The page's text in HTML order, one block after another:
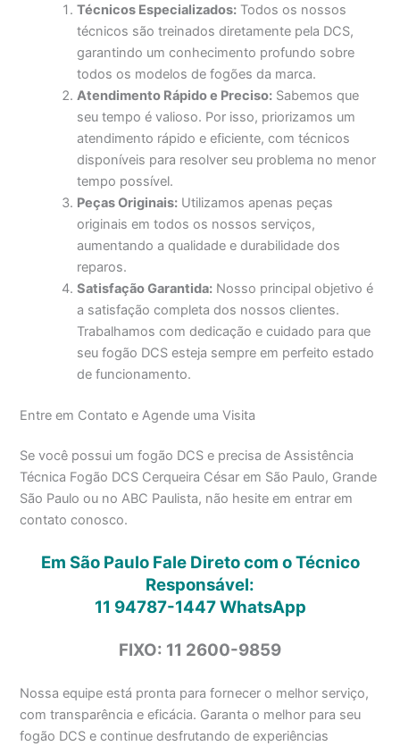
Técnicos Especializados: Todos os nossos
técnicos são treinados diretamente pela DCS,
garantindo um conhecimento profundo sobre
todos os modelos de fogões da marca.
Atendimento Rápido e Preciso: Sabemos que
seu tempo é valioso. Por isso, priorizamos um
atendimento rápido e eficiente, com técnicos
disponíveis para resolver seu problema no menor
tempo possível.
Peças Originais: Utilizamos apenas peças
originais em todos os nossos serviços,
aumentando a qualidade e durabilidade dos
reparos.
Satisfação Garantida: Nosso principal objetivo é
a satisfação completa dos nossos clientes.
Trabalhamos com dedicação e cuidado para que
seu fogão DCS esteja sempre em perfeito estado
de funcionamento.
Entre em Contato e Agende uma Visita
Se você possui um fogão DCS e precisa de Assistência
Técnica Fogão DCS Cerqueira César em São Paulo, Grande
São Paulo ou no ABC Paulista, não hesite em entrar em
contato conosco.
Em São Paulo Fale Direto com o Técnico
Responsável:
11 94787-1447WhatsApp
FIXO: 11 2600-9859
Nossa equipe está pronta para fornecer o melhor serviço,
com transparência e eficácia. Garanta o melhor para seu
fogão DCS e continue desfrutando de experiências